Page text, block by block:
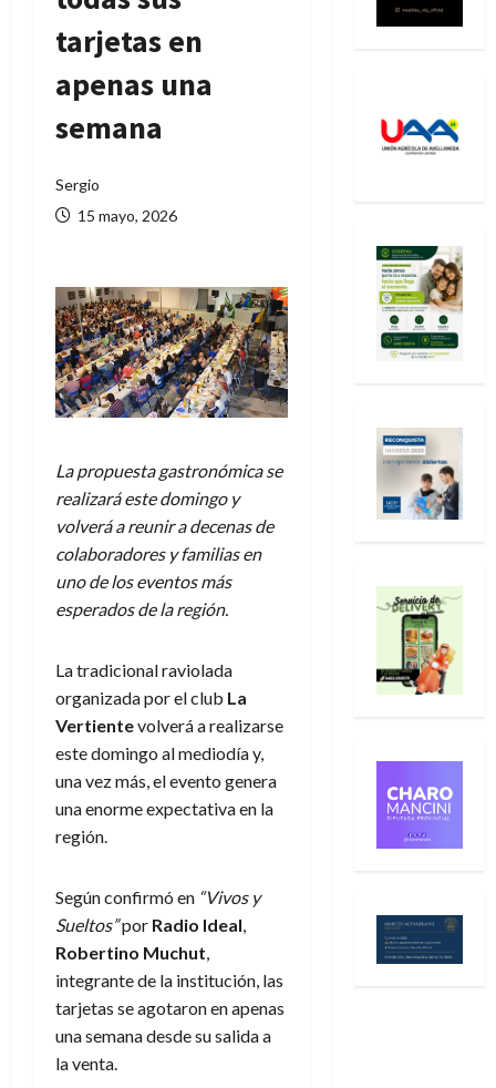
tarjetas en
apenas una
semana
Sergio
15 mayo, 2026
La propuesta gastronómica se
realizará este domingo y
volverá a reunir a decenas de
colaboradores y familias en
uno de los eventos más
esperados de la región.
La tradicional raviolada
organizada por el club La
Vertientevolverá a realizarse
este domingo al mediodía y,
una vez más, el evento genera
una enorme expectativa en la
región.
Según confirmó en “Vivos y
Sueltos”por Radio Ideal,
Robertino Muchut,
integrante de la institución, las
tarjetas se agotaron en apenas
una semana desde su salida a
la venta.